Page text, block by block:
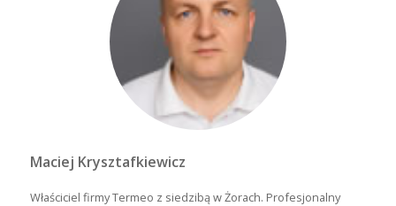
Maciej Krysztafkiewicz
Właściciel firmy Termeo z siedzibą w Żorach. Profesjonalny